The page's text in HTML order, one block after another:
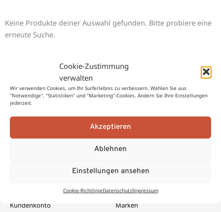
Cookie-Zustimmung
verwalten
Wir verwenden Cookies, um Ihr Surferlebnis zu verbessern. Wählen Sie aus
"Notwendige", "Statistiken" und "Marketing"-Cookies. Ändern Sie Ihre Einstellungen
jederzeit.
Akzeptieren
Ablehnen
Einstellungen ansehen
Cookie-RichtlinieDatenschutzImpressum
Keine Produkte deiner Auswahl gefunden. Bitte probiere eine
erneute Suche.
Marken
Kundenkonto
NEWSLETTER
Jetzt anmelden